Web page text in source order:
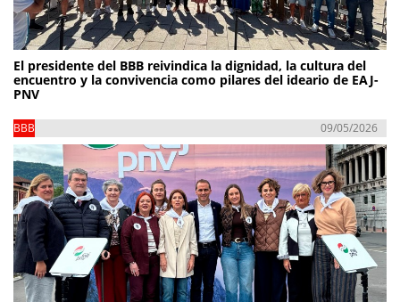
El presidente del BBB reivindica la dignidad, la cultura del
encuentro y la convivencia como pilares del ideario de EAJ-
PNV
BBB 09/05/2026